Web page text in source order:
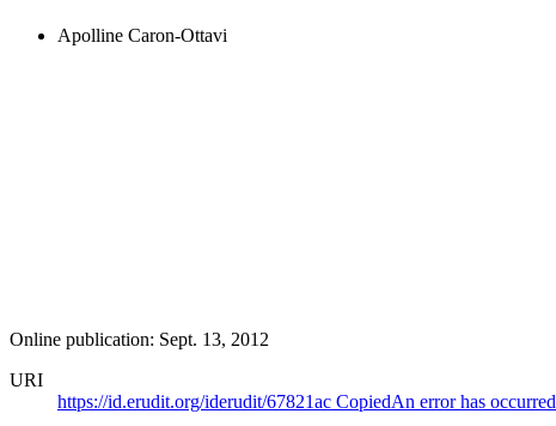
Apolline Caron-Ottavi
Online publication: Sept. 13, 2012
URI
https://id.erudit.org/iderudit/67821ac CopiedAn error has occurred